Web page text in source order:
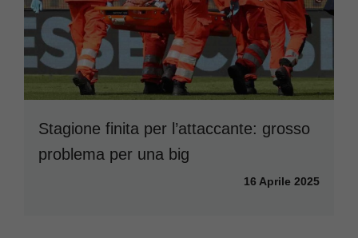
Stagione finita per l’attaccante: grosso
problema per una big
16 Aprile 2025